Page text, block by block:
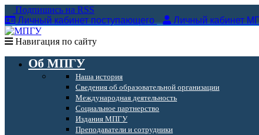
Подпишись на RSS
Личный кабинет поступающего
Личный кабинет
Навигация по сайту
Об МПГУ
Наша история
Сведения об образовательной организации
Международная деятельность
Социальное партнерство
Издания МПГУ
Преподаватели и сотрудники